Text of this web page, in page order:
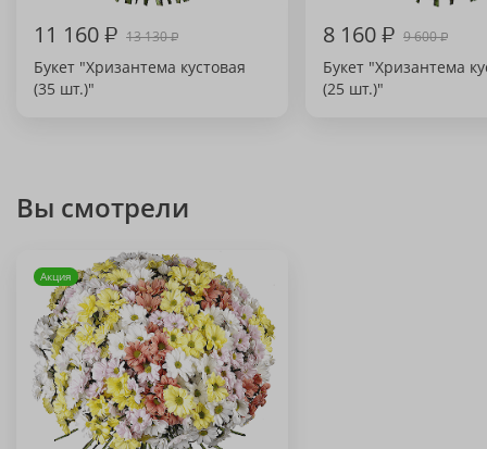
11 160₽ 13 130₽
Букет "Хризантема кустовая
(35 шт.)"
8 160₽ 9 600₽
Букет "Хризантема
(25 шт.)"
Вы смотрели
Акция